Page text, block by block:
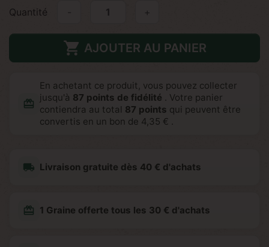
Quantité +
 AJOUTER AU PANIER
redeem
En achetant ce produit, vous pouvez collecter
jusqu'à 87 points de fidélité . Votre panier
contiendra au total 87 points qui peuvent être
convertis en un bon de 4,35 € .
local_shipping Livraison gratuite dès 40 € d'achats
redeem 1 Graine offerte tous les 30 € d'achats